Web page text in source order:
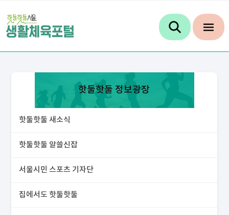
핫둘핫둘 정보광장
핫둘핫둘 새소식
핫둘핫둘 알쓸신잡
서울시민 스포츠 기자단
집에서도 핫둘핫둘